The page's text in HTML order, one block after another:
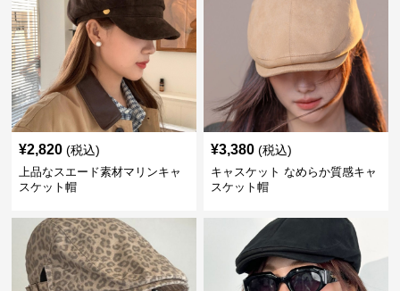
¥2,820 (税込)
上品なスエード素材マリンキャ
スケット帽
¥3,380 (税込)
キャスケット なめらか質感キャ
スケット帽